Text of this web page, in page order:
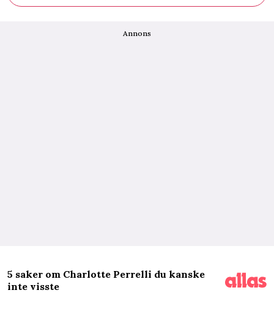
Annons
5 saker om Charlotte Perrelli du kanske
inte visste